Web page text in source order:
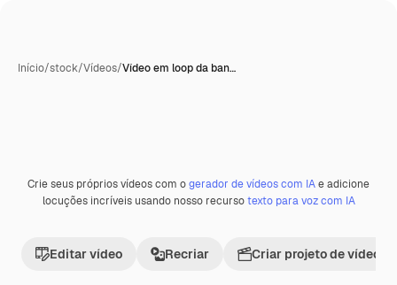
Início/stock/Vídeos/Vídeo em loop da ban…
Premium
Crie seus próprios vídeos com ogerador de vídeos com IAe adicione
locuções incríveis usando nosso recursotexto para voz com IA
Editar vídeo Recriar Criar projeto de vídeo